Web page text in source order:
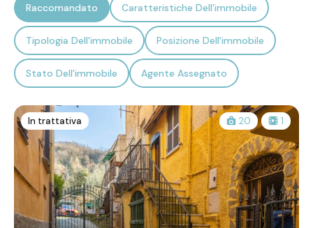
Raccomandato Caratteristiche Dell'immobile
Tipologia Dell'immobile Posizione Dell'immobile
Stato Dell'immobile Agente Assegnato
In trattativa 20 1